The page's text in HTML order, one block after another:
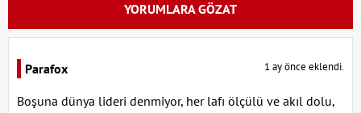
YORUMLARA GÖZAT
Parafox 1 ay önce eklendi.
Boşuna dünya lideri denmiyor, her lafı ölçülü ve akıl dolu,